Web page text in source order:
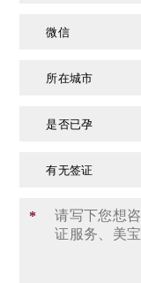
微信
所在城市
是否已孕
有无签证
*